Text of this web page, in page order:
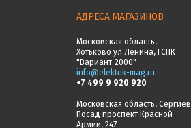
АДРЕСА МАГАЗИНОВ
Московская область,
Хотьково ул.Ленина, ГСПК
"Вариант-2000"
info@elektrik-mag.ru
+7 499 9 920 920
Московская область, Сергиев
Посад проспект Красной
Армии, 247